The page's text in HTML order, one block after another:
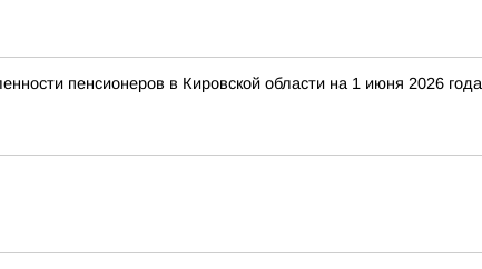
пенсионеров в Кировской области на 1 июня 2026 года